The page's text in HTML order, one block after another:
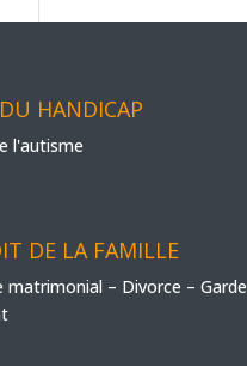
HANDICAP
l'autisme
DE LA FAMILLE
matrimonial – Divorce – Garde